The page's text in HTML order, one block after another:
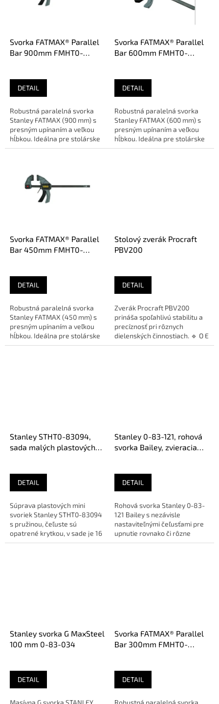
Svorka FATMAX® Parallel
Bar 900mm FMHT0-
DETAIL
Robustná paralelná svorka
Stanley FATMAX (900 mm) s
presným upínaním a veľkou
hĺbkou. Ideálna pre stolárske
a nábytkové práce.Paralelná...
Svorka FATMAX® Parallel
Bar 600mm FMHT0-
DETAIL
Robustná paralelná svorka
Stanley FATMAX (600 mm) s
presným upínaním a veľkou
hĺbkou. Ideálna pre stolárske
a nábytkové práce.Paralelná...
Svorka FATMAX® Parallel
Bar 450mm FMHT0-
DETAIL
Robustná paralelná svorka
Stanley FATMAX (450 mm) s
presným upínaním a veľkou
hĺbkou. Ideálna pre stolárske
a nábytkové práce.Paralelná...
Stolový zverák Procraft
PBV200
DETAIL
Zverák Procraft PBV200
prináša spoľahlivú stabilitu a
precíznosť pri rôznych
dielenských činnostiach. 🔹 O E
M: PBV200🔹 Šírka...
Stanley STHT0-83094,
sada malých plastových
DETAIL
Súprava plastových mini
svoriek Stanley STHT0-83094
s pružinou, čeľuste sú
opatrené krytkou, v sade je 16
ks rôznych veľkostí (75, 63,...
Stanley 0-83-121, rohová
svorka Bailey, zvieracia
DETAIL
Rohová svorka Stanley 0-83-
121 Bailey s nezávisle
nastaviteľnými čeľusťami pre
upnutie rovnako či rôzne
silného materiálu v kolmej...
Stanley svorka G MaxSteel
100 mm 0-83-034
DETAIL
Masívna G svorka STANLEY
Svorka FATMAX® Parallel
Bar 300mm FMHT0-
DETAIL
Robustná paralelná svorka